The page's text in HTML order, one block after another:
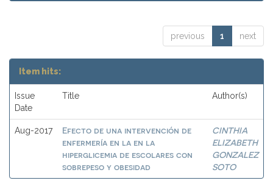
previous 1 next
Item hits:
Issue
Date
Title Author(s)
Aug-2017
Efecto de una intervención de
enfermería en la en la
hiperglicemia de escolares con
sobrepeso y obesidad
CINTHIA
ELIZABETH
GONZALEZ
SOTO